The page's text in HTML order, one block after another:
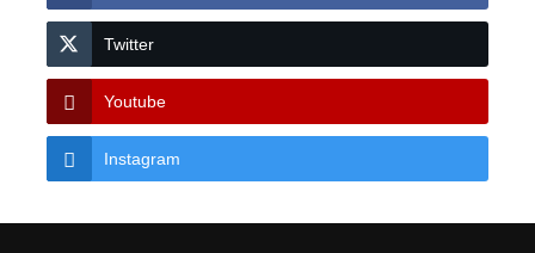
Twitter
Youtube
Instagram